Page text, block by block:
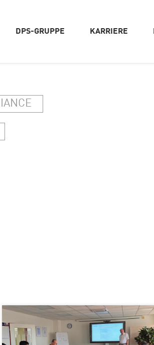
DPS-GRUPPE KARRIERE